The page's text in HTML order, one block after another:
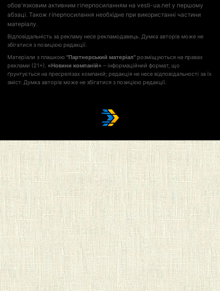
обов'язковим активним гіперпосиланням на vesti-ua.net у першому
абзаці. Також гіперпосилання необхідне при використанні частини
матеріалу.
Відповідальність за рекламу несе рекламодавець. Думка авторів може не
збігатися з позицією редакції.
Матеріали з плашкою "Партнерський матеріал" розміщуються на правах
реклами (21+). «Новини компаній» – інформаційний формат, що
ґрунтується на пресрелізах компаній; редакція не несе відповідальності за їх
зміст. Думка авторів може не збігатися з позицією редакції.